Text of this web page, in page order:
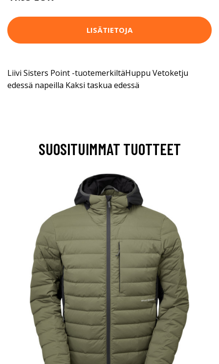
LISÄTIETOJA
Liivi Sisters Point -tuotemerkiltäHuppu Vetoketju
edessä napeilla Kaksi taskua edessä
SUOSITUIMMAT TUOTTEET